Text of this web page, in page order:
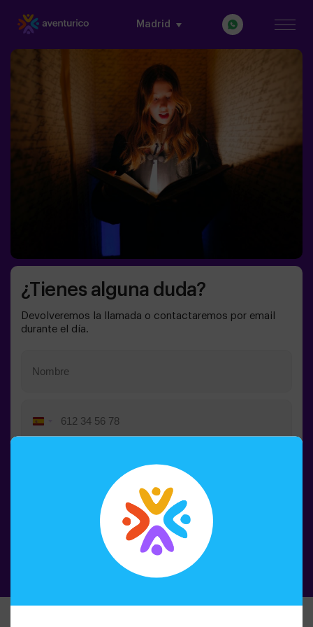
Madrid
¿Tienes alguna duda?
Devolveremos la llamada o contactaremos por email
durante el día.
Spain
procesamiento de datos
Pedir la llamada